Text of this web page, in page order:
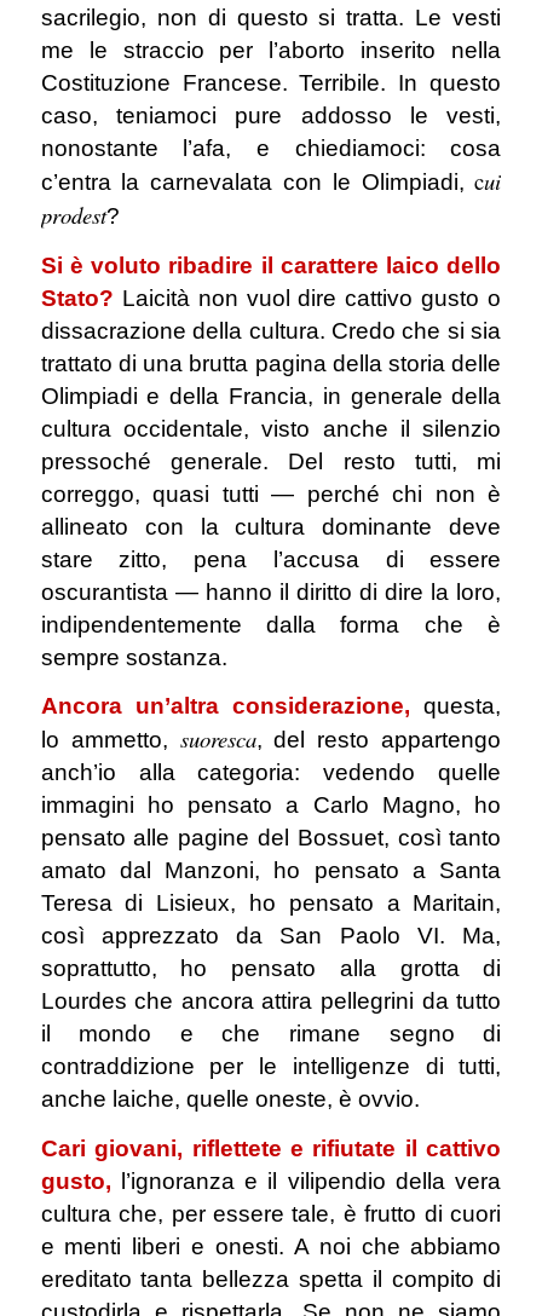
sacrilegio, non di questo si tratta. Le vesti
me le straccio per l’aborto inserito nella
Costituzione Francese. Terribile. In questo
caso, teniamoci pure addosso le vesti,
nonostante l’afa, e chiediamoci: cosa
c’entra la carnevalata con le Olimpiadi,cui
prodest?
Si è voluto ribadire il carattere laico dello
Stato? Laicità non vuol dire cattivo gusto o
dissacrazione della cultura. Credo che si sia
trattato di una brutta pagina della storia delle
Olimpiadi e della Francia, in generale della
cultura occidentale, visto anche il silenzio
pressoché generale. Del resto tutti, mi
correggo, quasi tutti — perché chi non è
allineato con la cultura dominante deve
stare zitto, pena l’accusa di essere
oscurantista — hanno il diritto di dire la loro,
indipendentemente dalla forma che è
sempre sostanza.
Ancora un’altra considerazione, questa,
lo ammetto, suoresca, del resto appartengo
anch’io alla categoria: vedendo quelle
immagini ho pensato a Carlo Magno, ho
pensato alle pagine del Bossuet, così tanto
amato dal Manzoni, ho pensato a Santa
Teresa di Lisieux, ho pensato a Maritain,
così apprezzato da San Paolo VI. Ma,
soprattutto, ho pensato alla grotta di
Lourdes che ancora attira pellegrini da tutto
il mondo e che rimane segno di
contraddizione per le intelligenze di tutti,
anche laiche, quelle oneste, è ovvio.
Cari giovani, riflettete e rifiutate il cattivo
gusto, l’ignoranza e il vilipendio della vera
cultura che, per essere tale, è frutto di cuori
e menti liberi e onesti. A noi che abbiamo
ereditato tanta bellezza spetta il compito di